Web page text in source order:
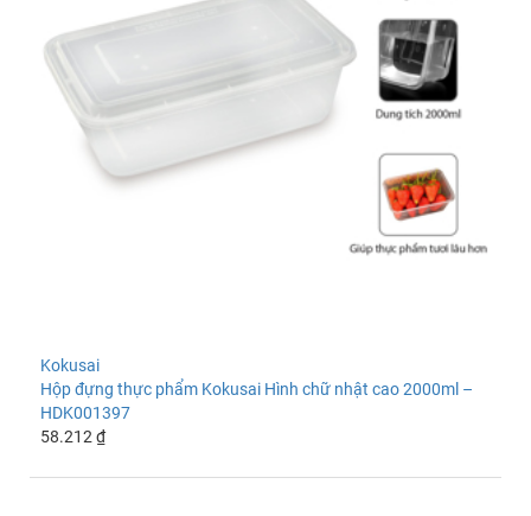
Kokusai
Hộp đựng thực phẩm Kokusai Hình chữ nhật cao 2000ml –
HDK001397
58.212 ₫